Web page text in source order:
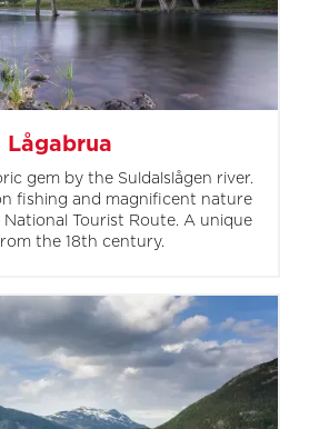
Lågabrua
gem by the Suldalslågen river.
fishing and magnificent nature
Tourist Route. A unique
the 18th century.